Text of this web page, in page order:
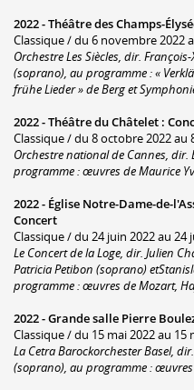
2022 -Théâtre des Champs-
Classique / du 6 novembre 2022
Orchestre Les Siècles, dir.
(soprano), au programme : «
frühe Lieder » de Berg et
2022 -Théâtre du Châtelet :
Classique / du 8 octobre 2022 au
Orchestre national de Cannes, dir.
programme : œuvres de Maurice
2022 - Église Notre-Dame-de-
Concert
Classique / du 24 juin 2022 au 24
Le Concert de la Loge, dir. Julien
Patricia Petibon (soprano)
programme : œuvres de Mozart,
2022 -Grande salle Pierre
Classique / du 15 mai 2022 au 15
La Cetra Barockorchester Basel,
(soprano), au programme :